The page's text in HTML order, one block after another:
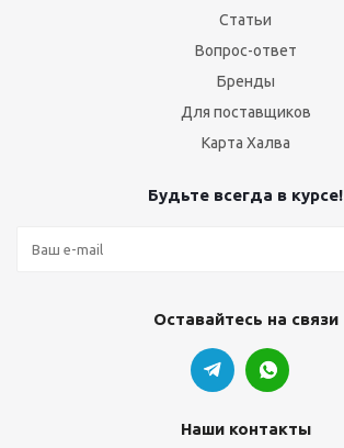
Статьи
Вопрос-ответ
Бренды
Для поставщиков
Карта Халва
Будьте всегда в курсе!
Оставайтесь на связи
Наши контакты